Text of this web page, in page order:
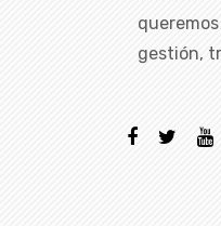
gestión,